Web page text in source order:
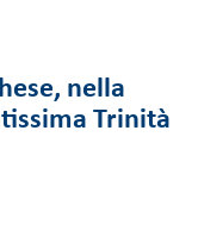
nella
Trinità